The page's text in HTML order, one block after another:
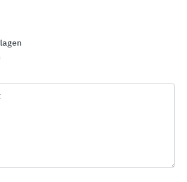
ungestört zu telefonieren.
per Telefon oder per E-Mail
2371 971-128